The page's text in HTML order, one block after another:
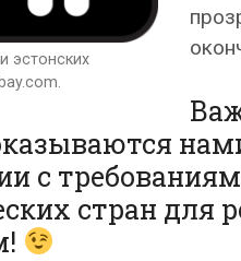
эстонских
с
стран